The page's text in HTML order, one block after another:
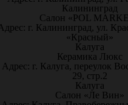
Калининград
Салон «POL
г. Калининград, ул.
«Красный»
Калуга
Керамика Люкс
Адрес: г. Калуга, переулок
29, стр.2
Калуга
Салон «Ле Вин»